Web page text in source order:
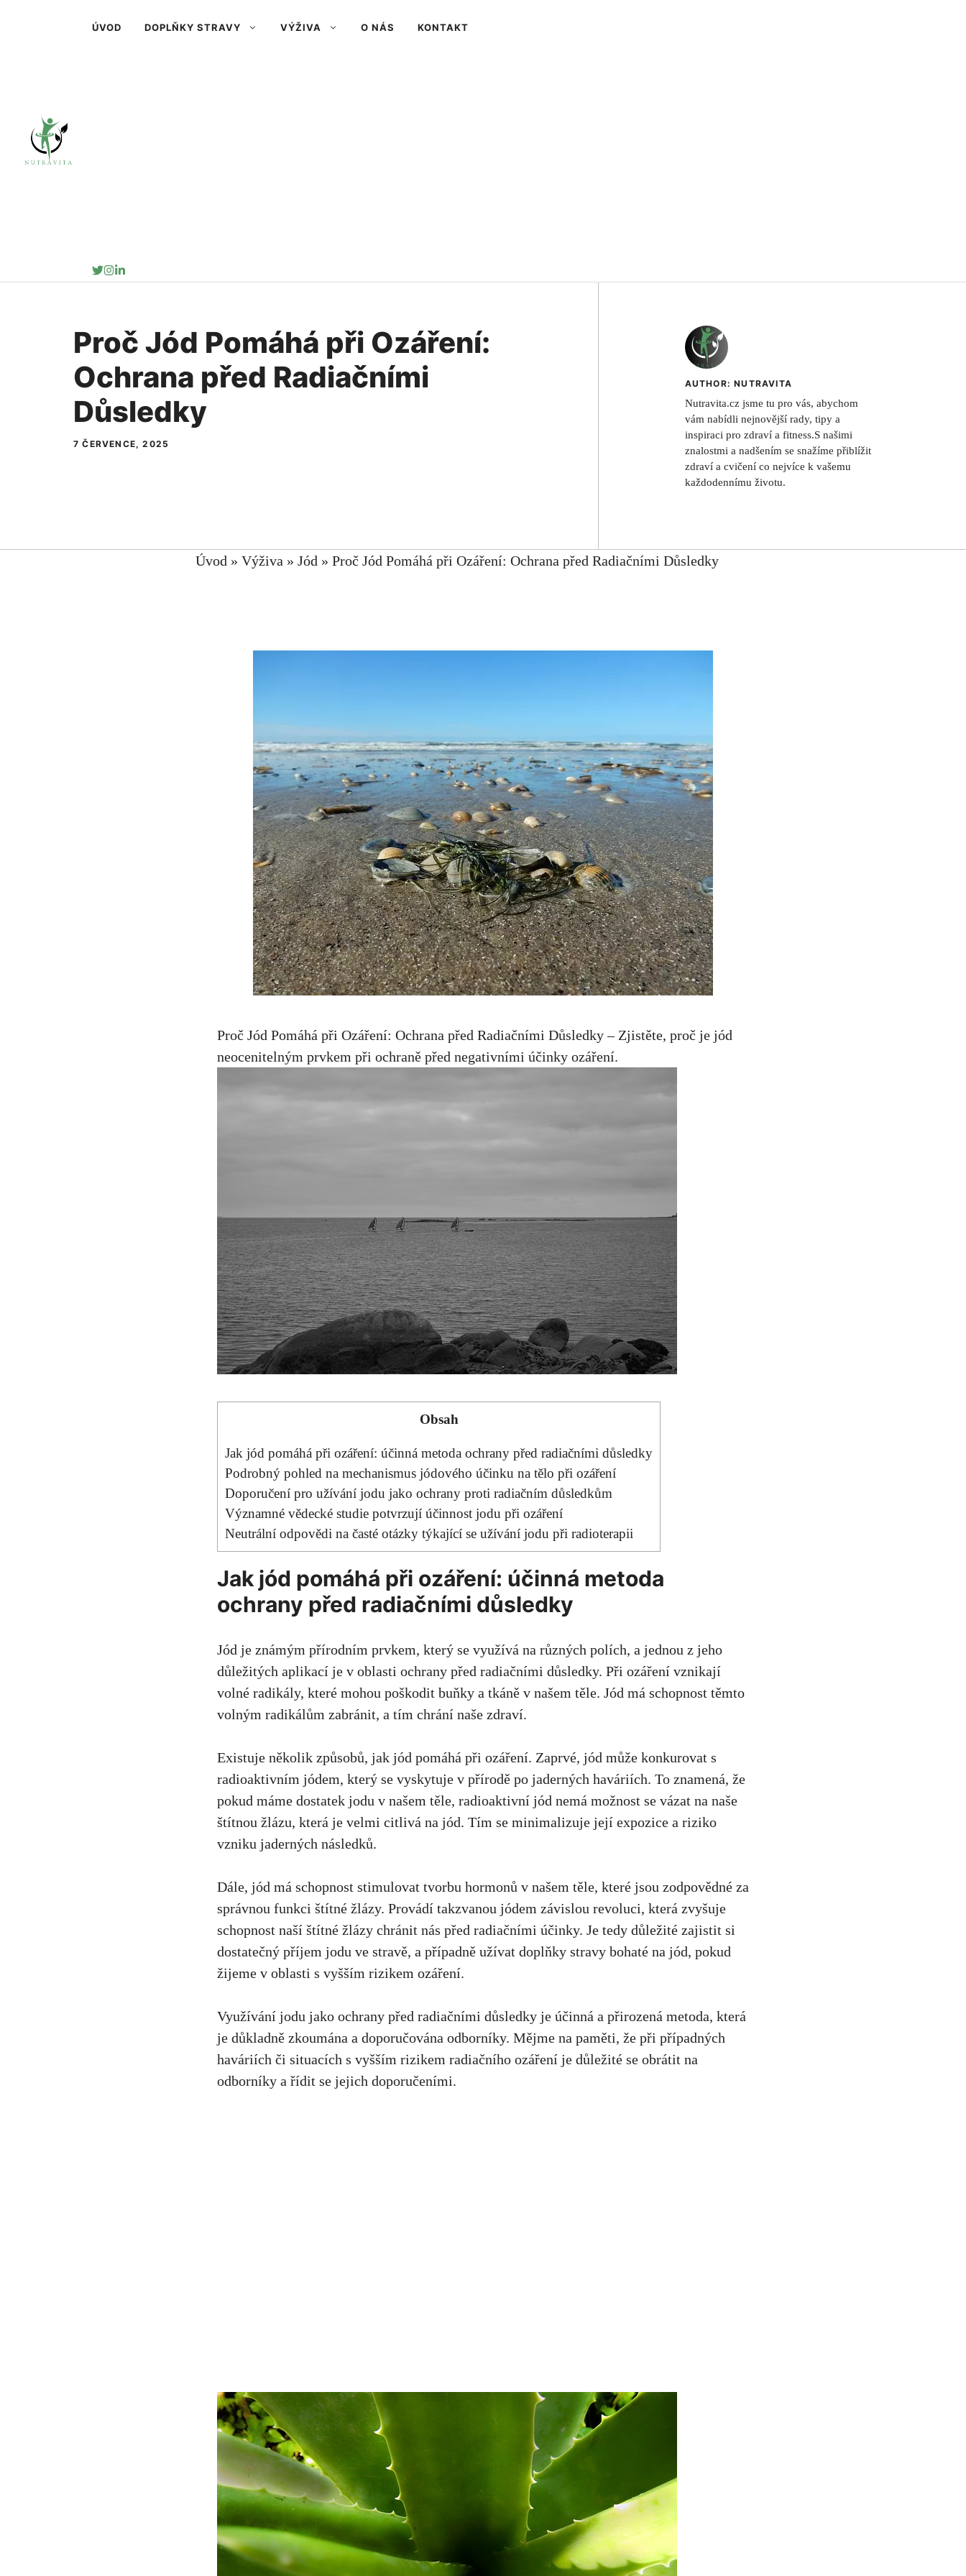
ÚVOD DOPLŇKY STRAVY VÝŽIVA O NÁS KONTAKT
Proč Jód Pomáhá při Ozáření:
Ochrana před Radiačními
Důsledky
7 ČERVENCE, 2025
AUTHOR: NUTRAVITA
Nutravita.cz jsme tu pro vás, abychom
vám nabídli nejnovější rady, tipy a
inspiraci pro zdraví a fitness.S našimi
znalostmi a nadšením se snažíme přiblížit
zdraví a cvičení co nejvíce k vašemu
každodennímu životu.
Úvod » Výživa » Jód » Proč Jód Pomáhá při Ozáření: Ochrana před Radiačními Důsledky
Proč Jód Pomáhá při Ozáření: Ochrana před Radiačními Důsledky – Zjistěte, proč je jód
neocenitelným prvkem při ochraně před negativními účinky ozáření.
Obsah
Jak jód pomáhá při ozáření: účinná metoda ochrany před radiačními důsledky
Podrobný pohled na mechanismus jódového účinku na tělo při ozáření
Doporučení pro užívání jodu jako ochrany proti radiačním důsledkům
Významné vědecké studie potvrzují účinnost jodu při ozáření
Neutrální odpovědi na časté otázky týkající se užívání jodu při radioterapii
Jak jód pomáhá při ozáření: účinná metoda
ochrany před radiačními důsledky
Jód je známým přírodním prvkem, který se využívá na různých polích, a jednou z jeho
důležitých aplikací je v oblasti ochrany před radiačními důsledky. Při ozáření vznikají
volné radikály, které mohou poškodit buňky a tkáně v našem těle. Jód má schopnost těmto
volným radikálům zabránit, a tím chrání naše zdraví.
Existuje několik způsobů, jak jód pomáhá při ozáření. Zaprvé, jód může konkurovat s
radioaktivním jódem, který se vyskytuje v přírodě po jaderných haváriích. To znamená, že
pokud máme dostatek jodu v našem těle, radioaktivní jód nemá možnost se vázat na naše
štítnou žlázu, která je velmi citlivá na jód. Tím se minimalizuje její expozice a riziko
vzniku jaderných následků.
Dále, jód má schopnost stimulovat tvorbu hormonů v našem těle, které jsou zodpovědné za
správnou funkci štítné žlázy. Provádí takzvanou jódem závislou revoluci, která zvyšuje
schopnost naší štítné žlázy chránit nás před radiačními účinky. Je tedy důležité zajistit si
dostatečný příjem jodu ve stravě, a případně užívat doplňky stravy bohaté na jód, pokud
žijeme v oblasti s vyšším rizikem ozáření.
Využívání jodu jako ochrany před radiačními důsledky je účinná a přirozená metoda, která
je důkladně zkoumána a doporučována odborníky. Mějme na paměti, že při případných
haváriích či situacích s vyšším rizikem radiačního ozáření je důležité se obrátit na
odborníky a řídit se jejich doporučeními.